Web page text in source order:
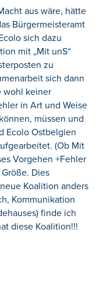
aus wäre, hätte
Bürgermeisteramt
sich dazu
mit „Mit unS“
zu
sich dann
wohl keiner
in Art und Weise
müssen und
Ecolo Ostbelgien
(Ob Mit
Vorgehen +Fehler
Dies
Koalition anders
Kommunikation
finde ich
diese Koalition!!!